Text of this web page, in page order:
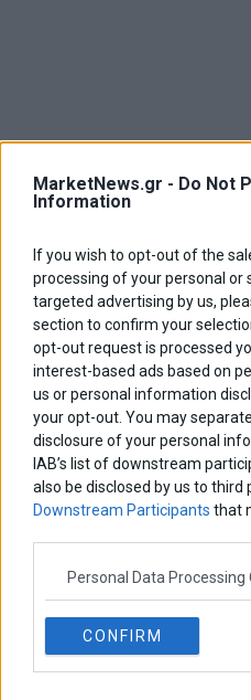
MarketNews.gr - Do Not
Information
If you wish to opt-out of the
processing of your personal
targeted advertising by us,
section to confirm your
opt-out request is processed
interest-based ads based on
us or personal information
your opt-out. You may
disclosure of your personal
IAB’s list of downstream
also be disclosed by us to third
Downstream Participants that
Personal Data Processing
CONFIRM
ΑΡΘΡΟΓΡΑΦΟΙ
Ελευθερία Κούρταλη
Οι «τιμωροί» των
Σταματίνα
Η βία κατά των ζώων